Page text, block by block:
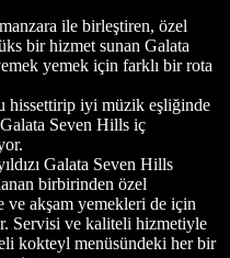
ile birleştiren, özel
bir hizmet sunan Galata
yemek için farklı bir rota
hissettirip iyi müzik eşliğinde
Seven Hills iç
Galata Seven Hills
birbirinden özel
akşam yemekleri de için
Servisi ve kaliteli hizmetiyle
kokteyl menüsündeki her bir